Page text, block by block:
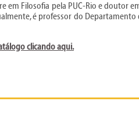
em Filosofia pela PUC-Rio e doutor
é professor do
clicando aqui.